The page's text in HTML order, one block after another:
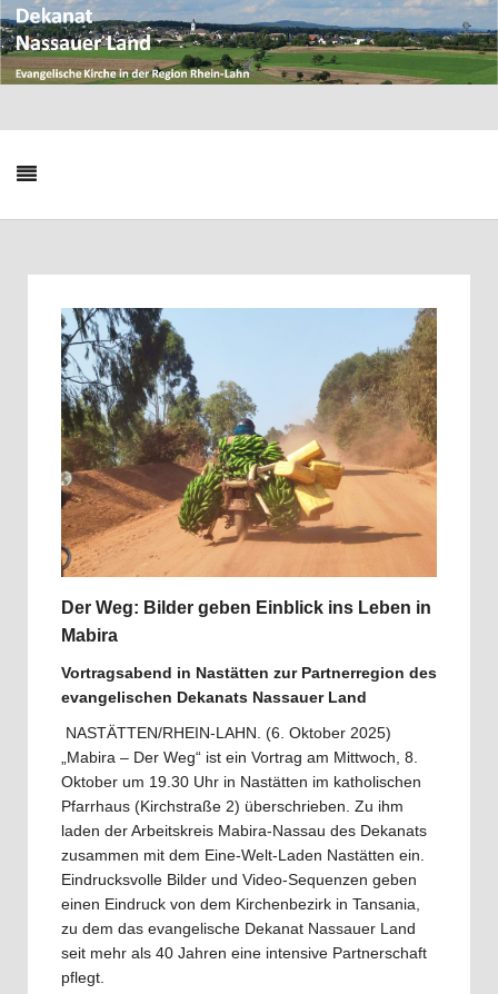
Der Weg: Bilder geben Einblick ins Leben in
Mabira
Vortragsabend in Nastätten zur Partnerregion des
evangelischen Dekanats Nassauer Land
NASTÄTTEN/RHEIN-LAHN. (6. Oktober 2025)
„Mabira – Der Weg“ ist ein Vortrag am Mittwoch, 8.
Oktober um 19.30 Uhr in Nastätten im katholischen
Pfarrhaus (Kirchstraße 2) überschrieben. Zu ihm
laden der Arbeitskreis Mabira-Nassau des Dekanats
zusammen mit dem Eine-Welt-Laden Nastätten ein.
Eindrucksvolle Bilder und Video-Sequenzen geben
einen Eindruck von dem Kirchenbezirk in Tansania,
zu dem das evangelische Dekanat Nassauer Land
seit mehr als 40 Jahren eine intensive Partnerschaft
pflegt.